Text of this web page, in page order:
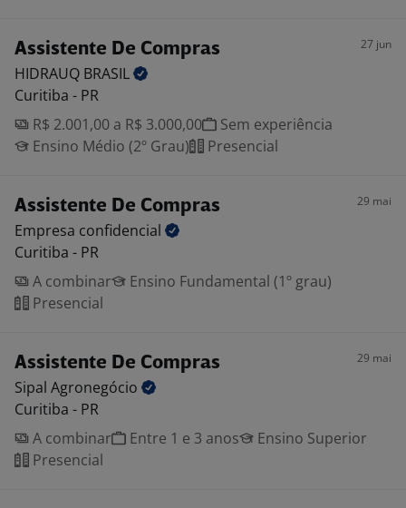
Assistente De Compras 27 jun
HIDRAUQ BRASIL
Curitiba - PR
R$ 2.001,00 a R$ 3.000,00
Sem experiência
Ensino Médio (2º Grau)
Presencial
Assistente De Compras 29 mai
Empresa confidencial
Curitiba - PR
A combinar
Ensino Fundamental (1º grau)
Presencial
Assistente De Compras 29 mai
Sipal Agronegócio
Curitiba - PR
A combinar
Entre 1 e 3 anos
Ensino Superior
Presencial